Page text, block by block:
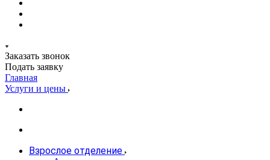
Заказать звонок
Подать заявку
Главная
Услуги и цены
Взрослое отделение